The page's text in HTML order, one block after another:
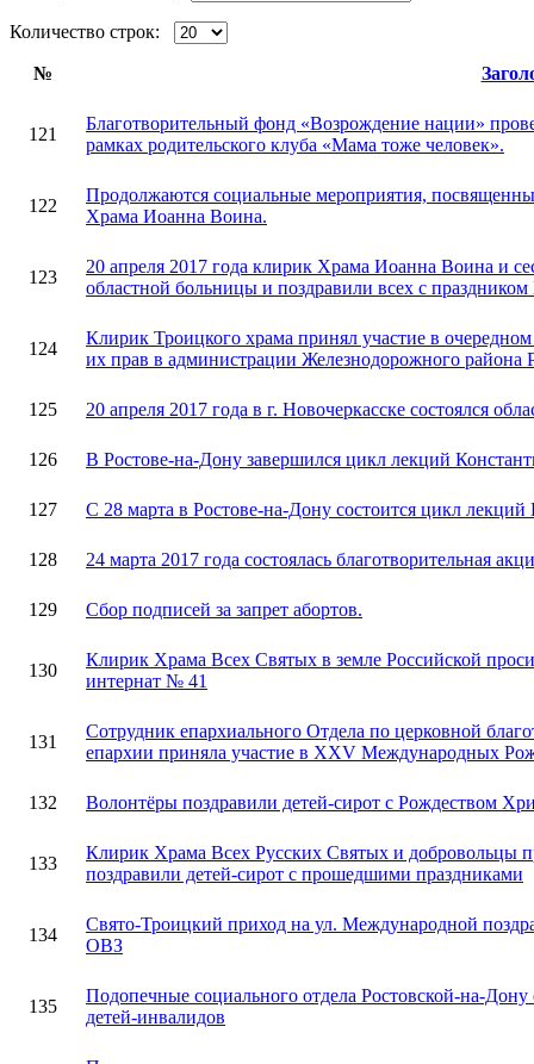
Количество строк:
№
121
Благотворительный фонд «Возрождение нации»
рамках родительского клуба «Мама тоже человек».
122
Продолжаются социальные мероприятия,
Храма Иоанна Воина.
123
20 апреля 2017 года клирик Храма Иоанна Воина и
областной больницы и поздравили всех с
124
Клирик Троицкого храма принял участие в
их прав в администрации Железнодорожного района
125 20 апреля 2017 года в г. Новочеркасске состоялся
126 В Ростове-на-Дону завершился цикл лекций
127 С 28 марта в Ростове-на-Дону состоится цикл лекций
128 24 марта 2017 года состоялась благотворительная
129 Сбор подписей за запрет абортов.
130
Клирик Храма Всех Святых в земле Российской
интернат № 41
131
Сотрудник епархиального Отдела по церковной
епархии приняла участие в XXV Международных
132 Волонтёры поздравили детей-сирот с Рождеством
133
Клирик Храма Всех Русских Святых и добровольцы
поздравили детей-сирот с прошедшими праздниками
134
Свято-Троицкий приход на ул. Международной
ОВЗ
135
Подопечные социального отдела Ростовской-на-
детей-инвалидов